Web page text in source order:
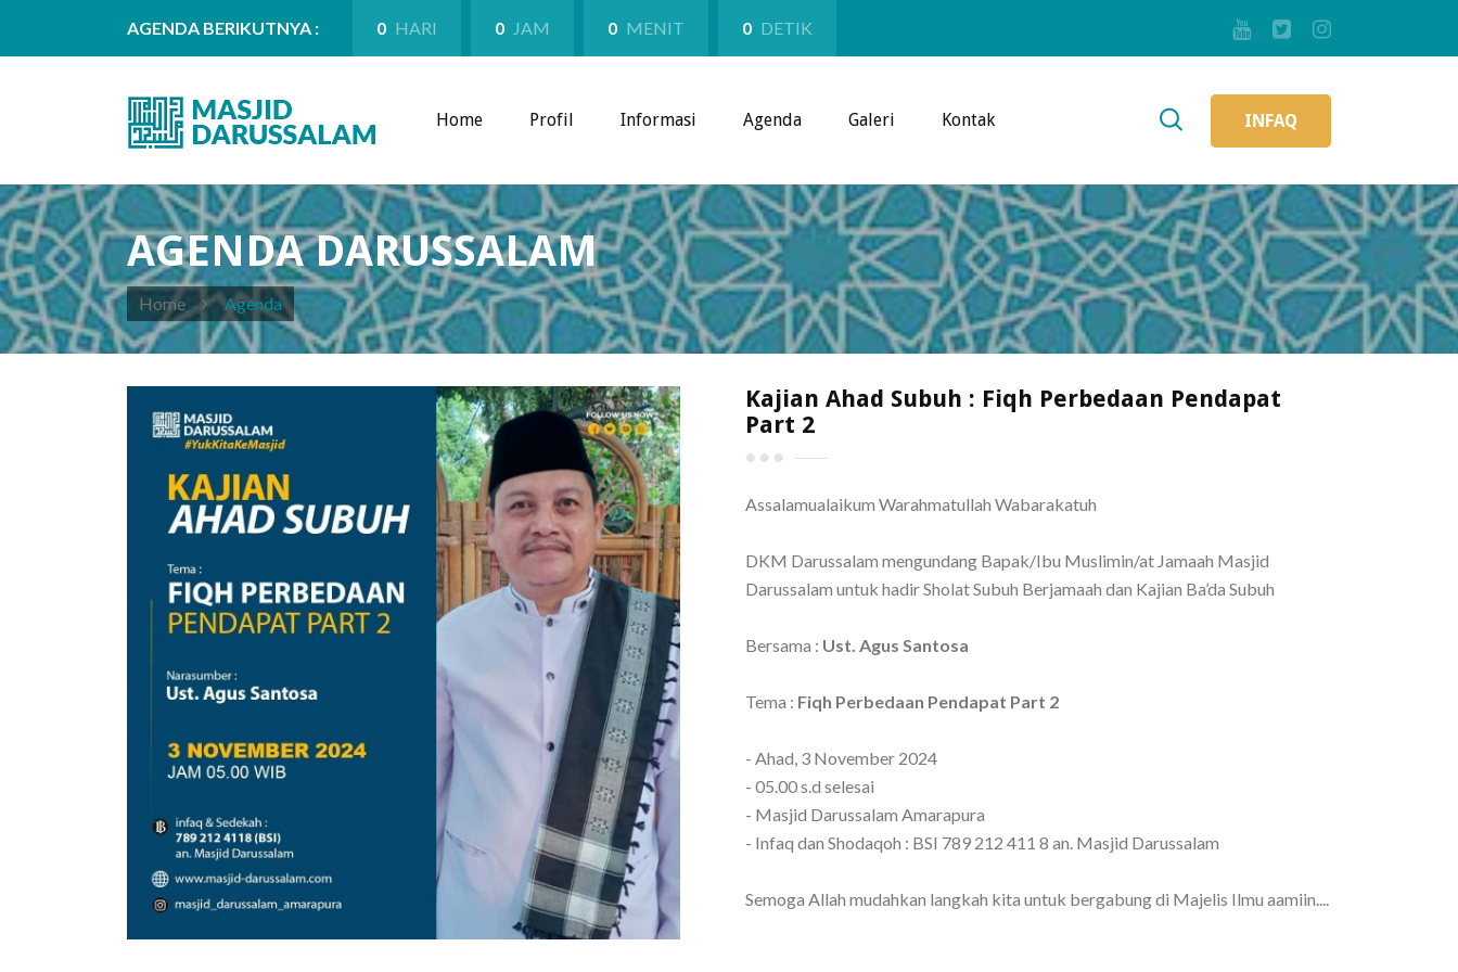
AGENDA BERIKUTNYA : 0 HARI 0 JAM 0 MENIT 0 DETIK
Home Profil Informasi Agenda Galeri Kontak INFAQ
AGENDA DARUSSALAM
Home Agenda
Kajian Ahad Subuh : Fiqh Perbedaan Pendapat
Part 2
Assalamualaikum Warahmatullah Wabarakatuh
DKM Darussalam mengundang Bapak/Ibu Muslimin/at Jamaah Masjid
Darussalam untuk hadir Sholat Subuh Berjamaah dan Kajian Ba’da Subuh
Bersama : Ust. Agus Santosa
Tema : Fiqh Perbedaan Pendapat Part 2
- Ahad, 3 November 2024
- 05.00 s.d selesai
- Masjid Darussalam Amarapura
- Infaq dan Shodaqoh : BSI 789 212 411 8 an. Masjid Darussalam
Semoga Allah mudahkan langkah kita untuk bergabung di Majelis Ilmu aamiin....